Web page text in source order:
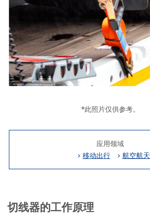
*此照片仅供参考。
应用领域
移动出行
航空航天
切线器的工作原理